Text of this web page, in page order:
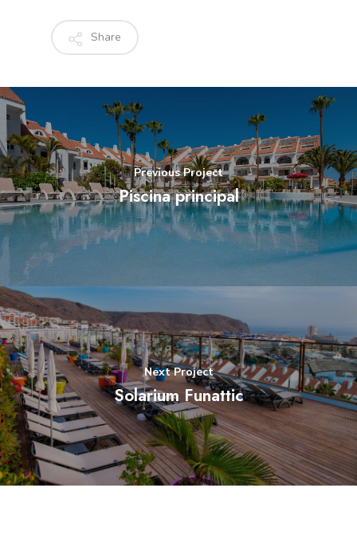
Share
Previous Project
Piscina principal
Next Project
Solarium Funattic